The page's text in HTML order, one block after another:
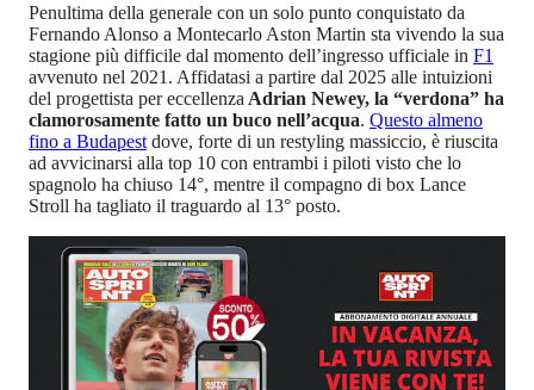
Penultima della generale con un solo punto conquistato da
Fernando Alonso a Montecarlo Aston Martin sta vivendo la sua
stagione più difficile dal momento dell’ingresso ufficiale in F1
avvenuto nel 2021. Affidatasi a partire dal 2025 alle intuizioni
del progettista per eccellenza Adrian Newey, la “verdona” ha
clamorosamente fatto un buco nell’acqua. Questo almeno
fino a Budapest dove, forte di un restyling massiccio, è riuscita
ad avvicinarsi alla top 10 con entrambi i piloti visto che lo
spagnolo ha chiuso 14°, mentre il compagno di box Lance
Stroll ha tagliato il traguardo al 13° posto.